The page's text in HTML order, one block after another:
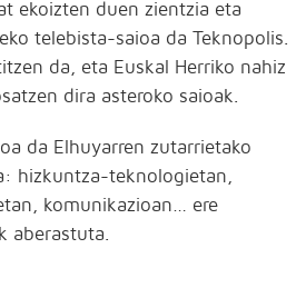
ekoizten duen zientzia eta
telebista-saioa da Teknopolis.
da, eta Euskal Herriko nahiz
dira asteroko saioak.
da Elhuyarren zutarrietako
hizkuntza-teknologietan,
komunikazioan… ere
aberastuta.